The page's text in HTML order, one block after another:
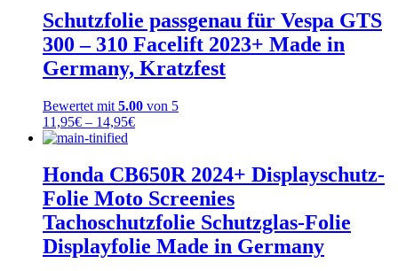
Schutzfolie passgenau für Vespa GTS
300 – 310 Facelift 2023+ Made in
Germany, Kratzfest
Bewertet mit 5.00 von 5
11,95€ – 14,95€Preisspanne:
14,95€
Honda CB650R 2024+ Displayschutz-
Folie Moto Screenies
Tachoschutzfolie Schutzglas-Folie
Displayfolie Made in Germany